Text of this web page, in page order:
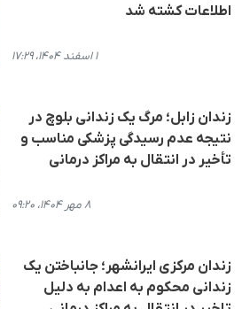
اطلاعات کشته شد
۱ اسفند ۱۴۰۴، ۱۷:۲۹
زندان زابل؛ مرگ یک زندانی بلوچ در
نتیجه عدم رسیدگی پزشکی مناسب و
تأخیر در انتقال به مراکز درمانی
۸ مهر ۱۴۰۴، ۰۹:۲۰
زندان مرکزی ایرانشهر؛ جانباختن یک
زندانی محکوم به اعدام به دلیل